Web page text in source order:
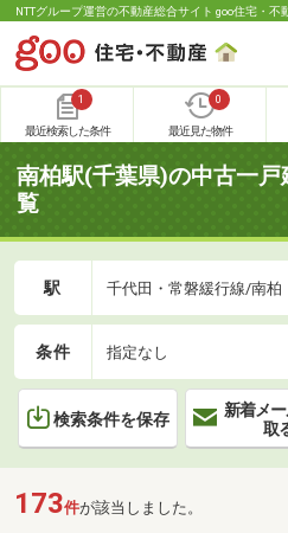
NTTグループ運営の不動産総合サイト goo住宅・不
1
最近検索した条件
0
最近見た物件
南柏駅(千葉県)の中古一
覧
駅 千代田・常磐緩行線/南柏
条件 指定なし
検索条件を保存
新着メ
取
173件が該当しました。